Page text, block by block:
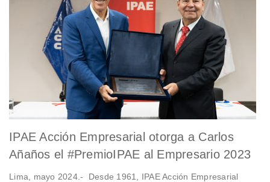
IPAE Acción Empresarial otorga a Carlos
Añaños el #PremioIPAE al Empresario 2023
Lima, mayo 2024.- Desde 1961, IPAE Acción Empresarial